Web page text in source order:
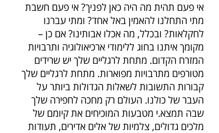
אי פעם תהית מה היה כאן לפניך? אי פעם חשבת
מתי התחלנו להאמין באל אחד? ומתי עברנו
לחקלאות? ובכלל, מה אכלו אבותינו? אם כן –
מקומך איתנו בחוג ללימודי ארכיאולוגיה ותרבויות
המזרח הקדום. מתחת לרגליים שלך יש שרידים
מטורפים מתרבויות מפוארות. מתחת לרגליים שלך
קבורות התשובות לשאלות הגדולות ביותר על
העבר של כולנו. העולם רק מחכה לחפירה שלך
שבה תמצא.י מטבעות המוכיחים את קיומם של
מלכים גדולים, צלמיות של אלים אדירים, תעודות